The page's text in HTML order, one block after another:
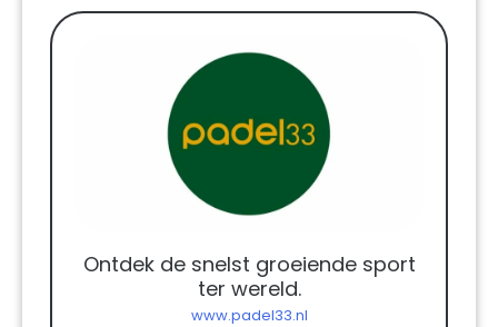
Ontdek de snelst groeiende sport
ter wereld.
www.padel33.nl